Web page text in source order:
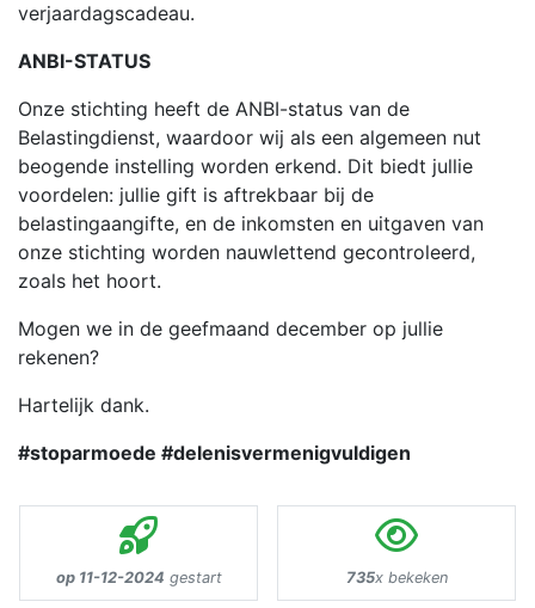
verjaardagscadeau.
ANBI-STATUS
Onze stichting heeft de ANBI-status van de
Belastingdienst, waardoor wij als een algemeen nut
beogende instelling worden erkend. Dit biedt jullie
voordelen: jullie gift is aftrekbaar bij de
belastingaangifte, en de inkomsten en uitgaven van
onze stichting worden nauwlettend gecontroleerd,
zoals het hoort.
Mogen we in de geefmaand december op jullie
rekenen?
Hartelijk dank.
#stoparmoede #delenisvermenigvuldigen
op 11-12-2024 gestart 735x bekeken